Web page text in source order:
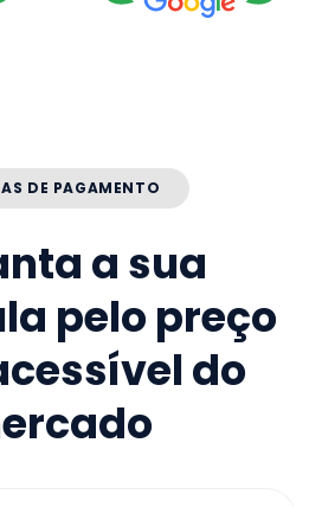
DE PAGAMENTO
a sua
pelo preço
do